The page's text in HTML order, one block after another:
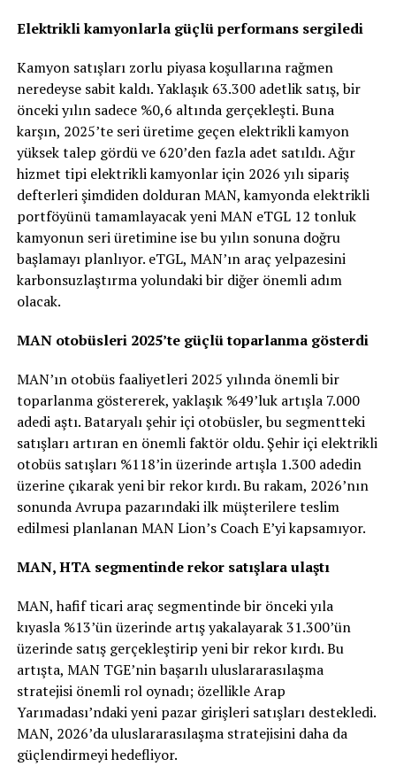
Elektrikli kamyonlarla güçlü performans sergiledi
Kamyon satışları zorlu piyasa koşullarına rağmen
neredeyse sabit kaldı. Yaklaşık 63.300 adetlik satış, bir
önceki yılın sadece %0,6 altında gerçekleşti. Buna
karşın, 2025’te seri üretime geçen elektrikli kamyon
yüksek talep gördü ve 620’den fazla adet satıldı. Ağır
hizmet tipi elektrikli kamyonlar için 2026 yılı sipariş
defterleri şimdiden dolduran MAN, kamyonda elektrikli
portföyünü tamamlayacak yeni MAN eTGL 12 tonluk
kamyonun seri üretimine ise bu yılın sonuna doğru
başlamayı planlıyor. eTGL, MAN’ın araç yelpazesini
karbonsuzlaştırma yolundaki bir diğer önemli adım
olacak.
MAN otobüsleri 2025’te güçlü toparlanma gösterdi
MAN’ın otobüs faaliyetleri 2025 yılında önemli bir
toparlanma göstererek, yaklaşık %49’luk artışla 7.000
adedi aştı. Bataryalı şehir içi otobüsler, bu segmentteki
satışları artıran en önemli faktör oldu. Şehir içi elektrikli
otobüs satışları %118’in üzerinde artışla 1.300 adedin
üzerine çıkarak yeni bir rekor kırdı. Bu rakam, 2026’nın
sonunda Avrupa pazarındaki ilk müşterilere teslim
edilmesi planlanan MAN Lion’s Coach E’yi kapsamıyor.
MAN, HTA segmentinde rekor satışlara ulaştı
MAN, hafif ticari araç segmentinde bir önceki yıla
kıyasla %13’ün üzerinde artış yakalayarak 31.300’ün
üzerinde satış gerçekleştirip yeni bir rekor kırdı. Bu
artışta, MAN TGE’nin başarılı uluslararasılaşma
stratejisi önemli rol oynadı; özellikle Arap
Yarımadası’ndaki yeni pazar girişleri satışları destekledi.
MAN, 2026’da uluslararasılaşma stratejisini daha da
güçlendirmeyi hedefliyor.